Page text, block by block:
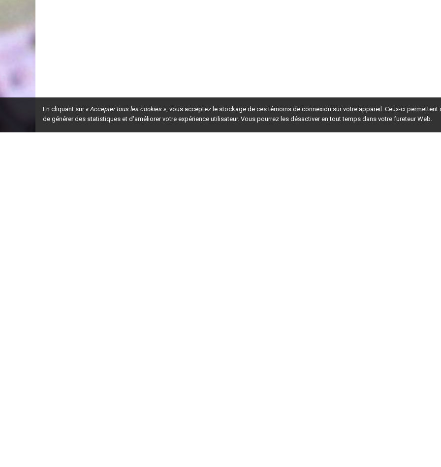
En cliquant sur« Accepter tous les cookies », vous acceptez le stockage de ces témoins de connexion sur votre appareil. Ceux-ci permettent
de générer des statistiques et d'améliorer votre expérience utilisateur. Vous pourrez les désactiver en tout temps dans votre fureteur Web.